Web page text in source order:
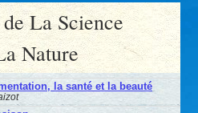
La Science
Nature
la santé et la beauté